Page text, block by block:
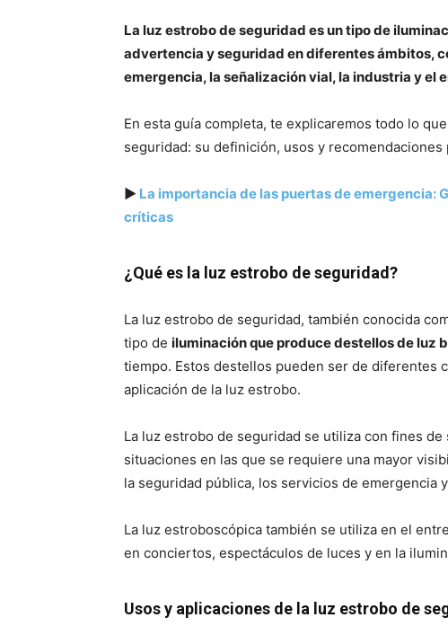
La luz estrobo de seguridad es un tipo de
advertencia y seguridad en diferentes ámbitos,
emergencia, la señalización vial, la industria y el
En esta guía completa, te explicaremos todo lo
seguridad: su definición, usos y
▶ La importancia de las puertas de emergencia:
críticas
¿Qué es la luz estrobo de seguridad?
La luz estrobo de seguridad, también conocida
tipo de iluminación que produce destellos de luz
tiempo. Estos destellos pueden ser de diferentes
aplicación de la luz estrobo.
La luz estrobo de seguridad se utiliza con fines
situaciones en las que se requiere una mayor
la seguridad pública, los servicios de emergencia
La luz estroboscópica también se utiliza en el
en conciertos, espectáculos de luces y en la
Usos y aplicaciones de la luz estrobo de